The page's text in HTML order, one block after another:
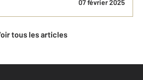
07 février 2025
Voir tous les articles